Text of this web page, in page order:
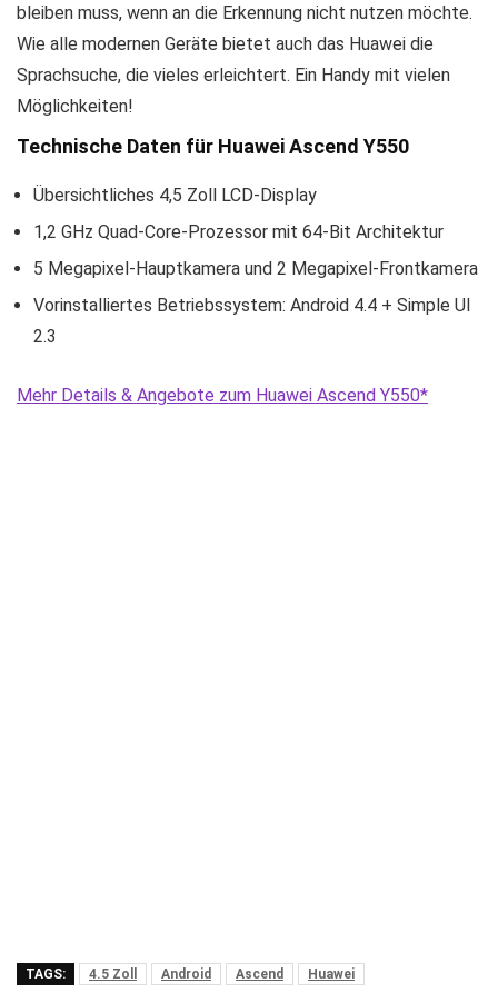
bleiben muss, wenn an die Erkennung nicht nutzen möchte.
Wie alle modernen Geräte bietet auch das Huawei die
Sprachsuche, die vieles erleichtert. Ein Handy mit vielen
Möglichkeiten!
Technische Daten für Huawei Ascend Y550
Übersichtliches 4,5 Zoll LCD-Display
1,2 GHz Quad-Core-Prozessor mit 64-Bit Architektur
5 Megapixel-Hauptkamera und 2 Megapixel-Frontkamera
Vorinstalliertes Betriebssystem: Android 4.4 + Simple UI
2.3
Mehr Details & Angebote zum Huawei Ascend Y550*
TAGS: 4.5 Zoll Android Ascend Huawei